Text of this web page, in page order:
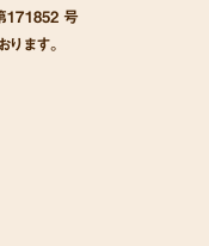
171852 号
ます。